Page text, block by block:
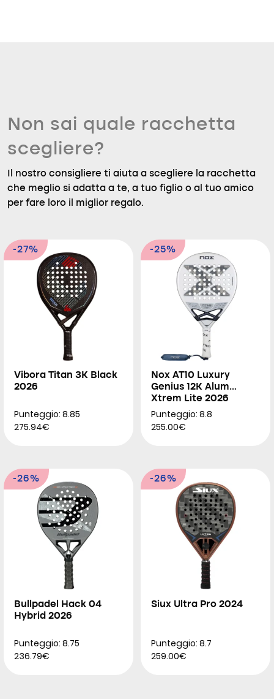
Non sai quale racchetta
scegliere?
Il nostro consigliere ti aiuta a scegliere la racchetta
che meglio si adatta a te, a tuo figlio o al tuo amico
per fare loro il miglior regalo.
-27%
Vibora Titan 3K Black
2026
Punteggio: 8.85
275.94€
-25%
Nox AT10 Luxury
Genius 12K Alum
Xtrem Lite 2026
Punteggio: 8.8
255.00€
-26%
Bullpadel Hack 04
Hybrid 2026
Punteggio: 8.75
236.79€
-26%
Siux Ultra Pro 2024
Punteggio: 8.7
259.00€